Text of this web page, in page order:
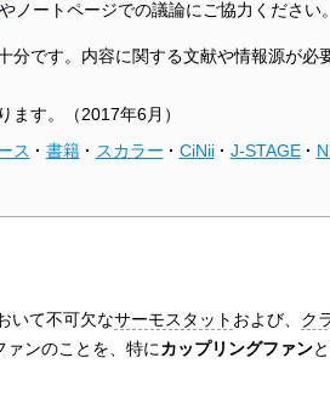
ノートページでの議論にご協力ください。
分です。内容に関する文献や情報源が必
ます。 （2017年6月 ）
ス · 書籍 · スカラー · CiNii · J-STAGE ·
いて不可欠なサーモスタット および、 ク
ンのことを、特にカップリングファン